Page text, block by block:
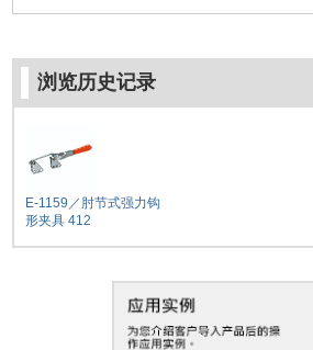
浏览历史记录
E-1159／肘节式强力钩
形夹具 412